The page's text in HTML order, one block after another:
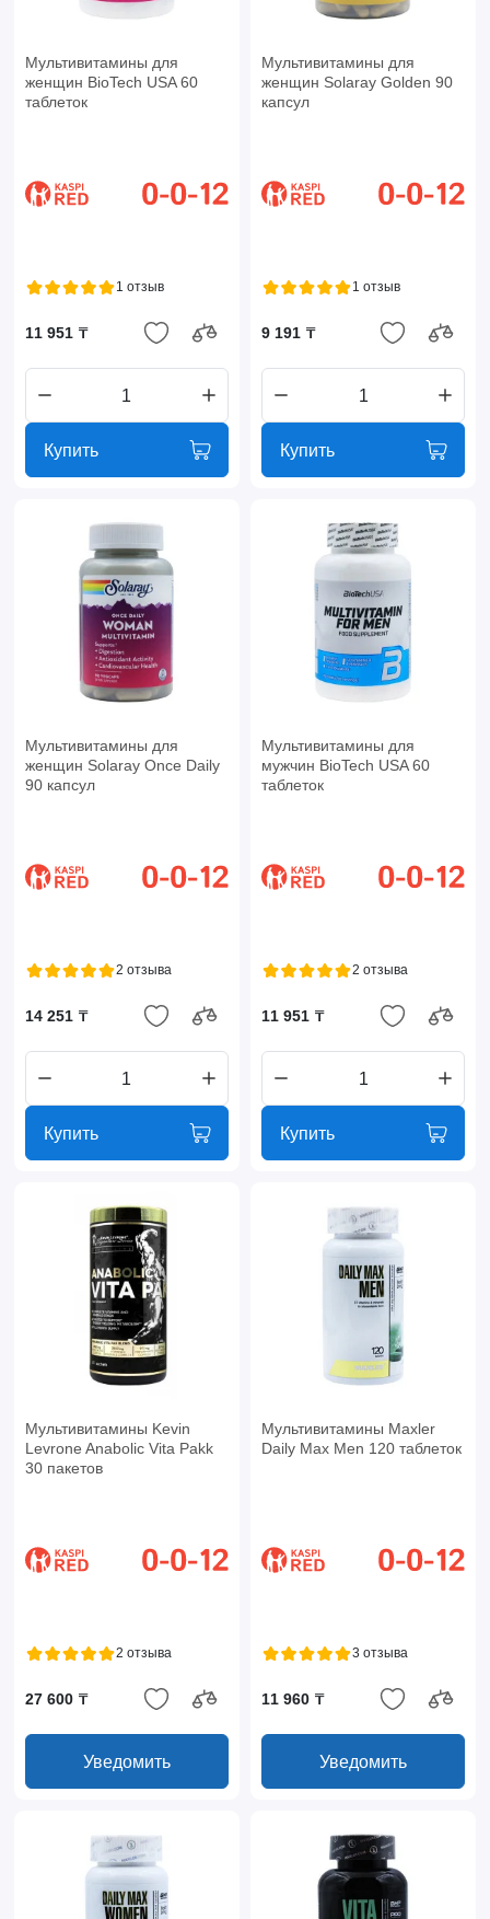
Мультивитамины для
женщин BioTech USA 60
таблеток
1 отзыв
11 951 ₸
Купить
Мультивитамины для
женщин Solaray Golden 90
капсул
1 отзыв
9 191 ₸
Купить
Мультивитамины для
женщин Solaray Once Daily
90 капсул
2 отзыва
14 251 ₸
Купить
Мультивитамины для
мужчин BioTech USA 60
таблеток
2 отзыва
11 951 ₸
Купить
Мультивитамины Kevin
Levrone Anabolic Vita Pakk
30 пакетов
2 отзыва
27 600 ₸
Уведомить
Мультивитамины Maxler
Daily Max Men 120 таблеток
3 отзыва
11 960 ₸
Уведомить